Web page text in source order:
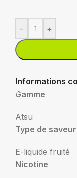
- +
Informations
Gamme
Atsu
Type de saveur
E-liquide fruité
Nicotine